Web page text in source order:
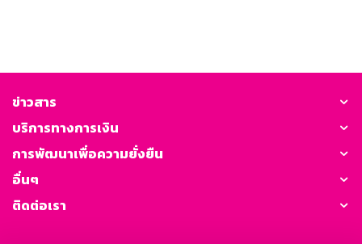
ข่าวสาร
บริการทางการเงิน
การพัฒนาเพื่อความยั่งยืน
อื่นๆ
ติดต่อเรา